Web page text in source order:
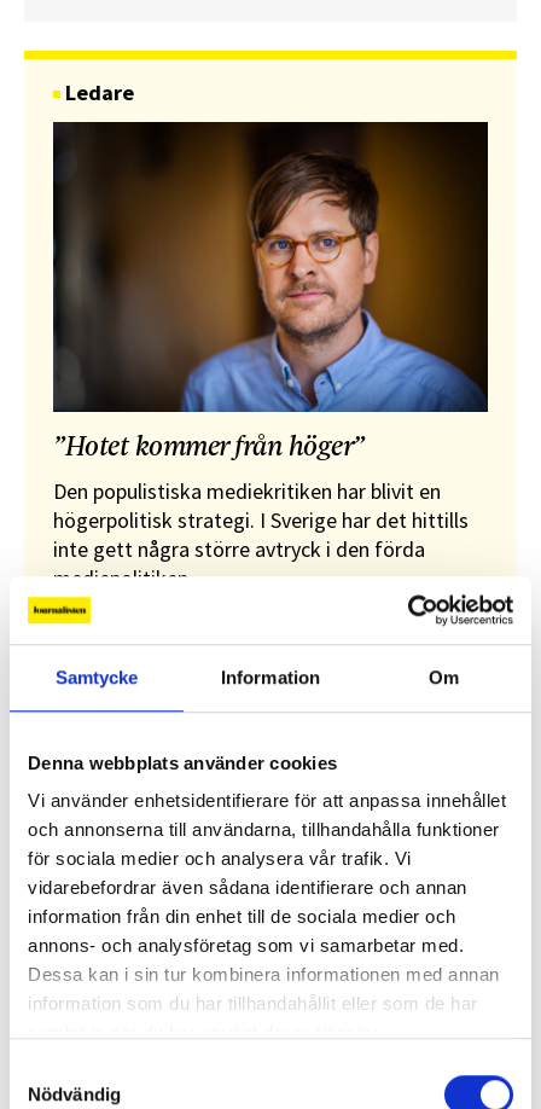
Samtycke Information Om
Denna webbplats använder cookies
Vi använder enhetsidentifierare för att anpassa innehållet
och annonserna till användarna, tillhandahålla funktioner
för sociala medier och analysera vår trafik. Vi
vidarebefordrar även sådana identifierare och annan
information från din enhet till de sociala medier och
annons- och analysföretag som vi samarbetar med.
Dessa kan i sin tur kombinera informationen med annan
information som du har tillhandahållit eller som de har
Nödvändig
Ledare
”Hotet kommer från höger”
Den populistiska mediekritiken har blivit en
högerpolitisk strategi. I Sverige har det hittills
inte gett några större avtryck i den förda
mediepolitiken.
Alla ledare
Replik: ”Sociala medier kan räknas som kritisk
infrastruktur”
Replik: ”Public service-bolagen behöver Tiktok och
Instagram för att nå hela befolkningen”
”Public service behöver återta ägandet från
techjättarna”
komplexitet – men när det lyckas är det magiskt”